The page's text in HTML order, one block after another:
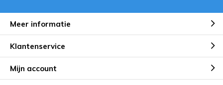
Meer informatie
Klantenservice
Mijn account